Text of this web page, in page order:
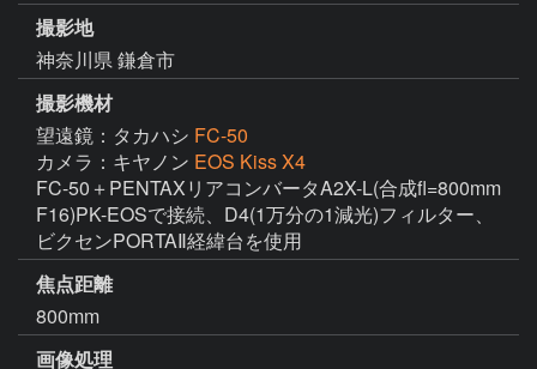
撮影地
神奈川県 鎌倉市
撮影機材
望遠鏡：タカハシ FC-50
カメラ：キヤノン EOS Kiss X4
FC-50＋PENTAXリアコンバータA2X-L(合成fl=800mm
F16)PK-EOSで接続、D4(1万分の1減光)フィルター、
ビクセンPORTAⅡ経緯台を使用
焦点距離
800mm
画像処理